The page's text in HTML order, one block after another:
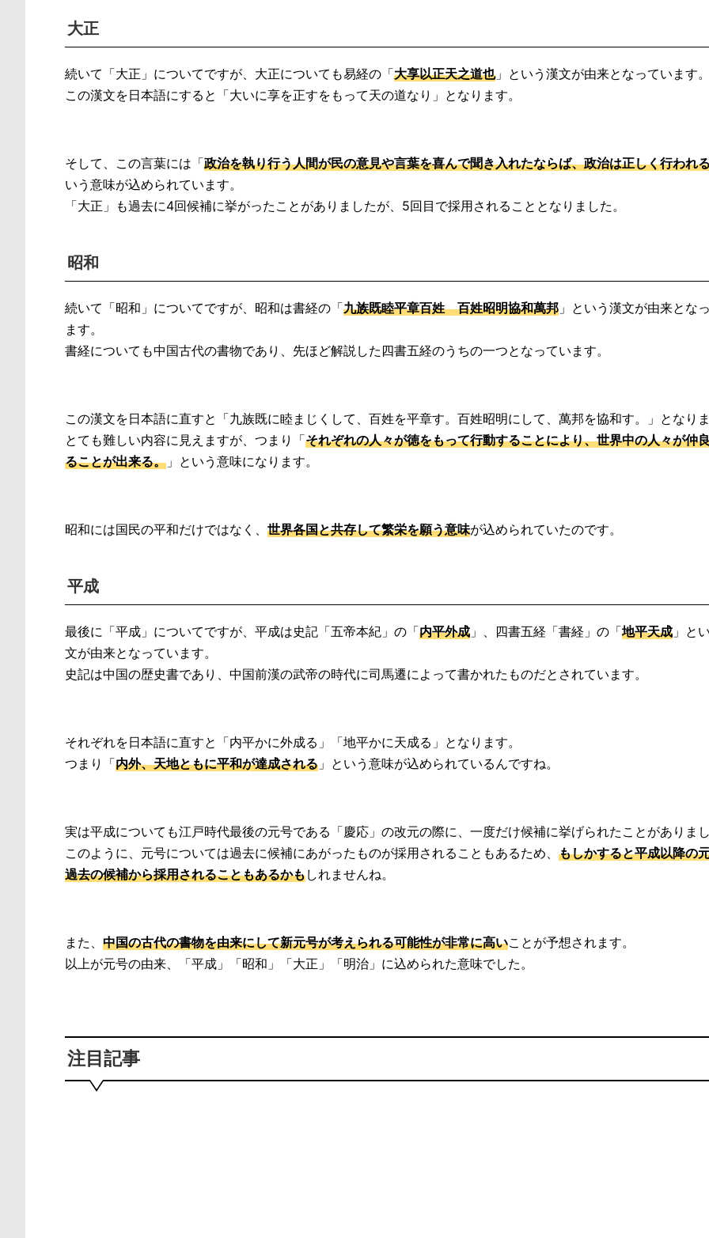
大正
続いて「大正」についてですが、大正についても易経の「大享以正天之道也」という漢文が由来となっています。
この漢文を日本語にすると「大いに享を正すをもって天の道なり」となります。
そして、この言葉には「政治を執り行う人間が民の意見や言葉を喜んで聞き入れたならば、政治は正しく行われ
いう意味が込められています。
「大正」も過去に4回候補に挙がったことがありましたが、5回目で採用されることとなりました。
昭和
続いて「昭和」についてですが、昭和は書経の「九族既睦平章百姓 百姓昭明協和萬邦 」という漢文が由来とな
ます。
書経についても中国古代の書物であり、先ほど解説した四書五経のうちの一つとなっています。
この漢文を日本語に直すと「九族既に睦まじくして、百姓を平章す。百姓昭明にして、萬邦を協和す。」となりま
とても難しい内容に見えますが、つまり「それぞれの人々が徳をもって行動することにより、世界中の人々が仲
ることが出来る。 」という意味になります。
昭和には国民の平和だけではなく、 世界各国と共存して繁栄を願う意味が込められていたのです。
平成
最後に「平成」についてですが、平成は史記「五帝本紀」の「内平外成 」、四書五経「書経」の「地平天成 」と
文が由来となっています。
史記は中国の歴史書であり、中国前漢の武帝の時代に司馬遷によって書かれたものだとされています。
それぞれを日本語に直すと「内平かに外成る」「地平かに天成る」となります。
つまり「内外、天地ともに平和が達成される 」という意味が込められているんですね。
実は平成についても江戸時代最後の元号である「慶応」の改元の際に、一度だけ候補に挙げられたことがありまし
このように、元号については過去に候補にあがったものが採用されることもあるため、 もしかすると平成以降の
過去の候補から採用されることもあるかもしれませんね。
また、 中国の古代の書物を由来にして新元号が考えられる可能性が非常に高いことが予想されます。
以上が元号の由来、「平成」「昭和」「大正」「明治」に込められた意味でした。
注目記事